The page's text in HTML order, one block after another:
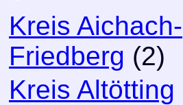
Kreis Aichach-
Friedberg (2)
Kreis Altötting